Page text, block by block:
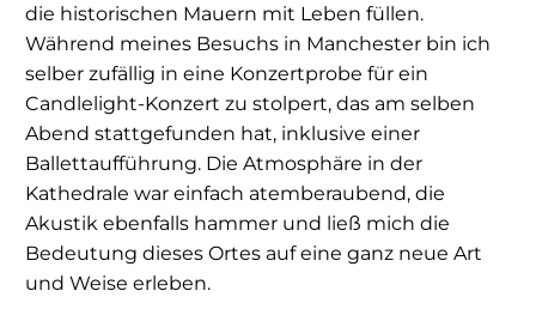
die historischen Mauern mit Leben füllen.
Während meines Besuchs in Manchester bin ich
selber zufällig in eine Konzertprobe für ein
Candlelight-Konzert zu stolpert, das am selben
Abend stattgefunden hat, inklusive einer
Ballettaufführung. Die Atmosphäre in der
Kathedrale war einfach atemberaubend, die
Akustik ebenfalls hammer und ließ mich die
Bedeutung dieses Ortes auf eine ganz neue Art
und Weise erleben.